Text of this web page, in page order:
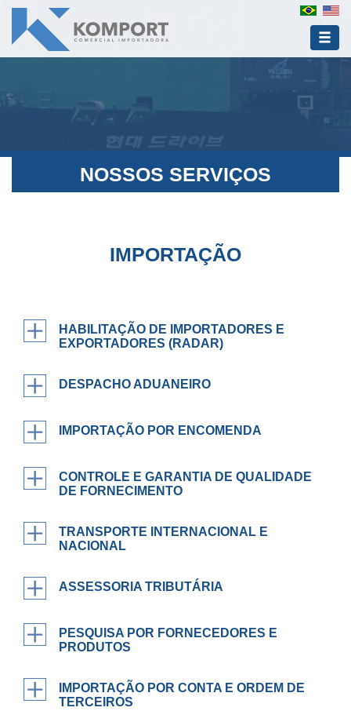
NOSSOS SERVIÇOS
IMPORTAÇÃO
HABILITAÇÃO DE IMPORTADORES E
EXPORTADORES (RADAR)
DESPACHO ADUANEIRO
IMPORTAÇÃO POR ENCOMENDA
CONTROLE E GARANTIA DE QUALIDADE
DE FORNECIMENTO
TRANSPORTE INTERNACIONAL E
NACIONAL
ASSESSORIA TRIBUTÁRIA
PESQUISA POR FORNECEDORES E
PRODUTOS
IMPORTAÇÃO POR CONTA E ORDEM DE
TERCEIROS